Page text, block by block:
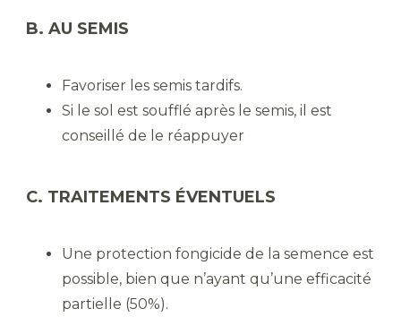
B. AU SEMIS
Favoriser les semis tardifs.
Si le sol est soufflé après le semis, il est
conseillé de le réappuyer
C. TRAITEMENTS ÉVENTUELS
Une protection fongicide de la semence est
possible, bien que n’ayant qu’une efficacité
partielle (50%).